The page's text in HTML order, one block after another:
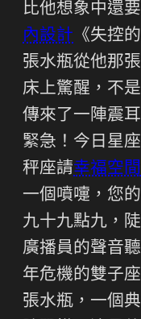
比他想象中還
內設計 《失控
張水瓶從他那
床上驚醒，不
傳來了一陣震
緊急！今日星
秤座請幸福空間
一個噴嚏，您
九十九點九，
廣播員的聲音
年危機的雙子
張水瓶，一個